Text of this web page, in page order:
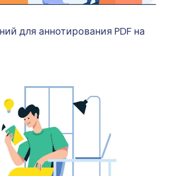
для аннотирования PDF на